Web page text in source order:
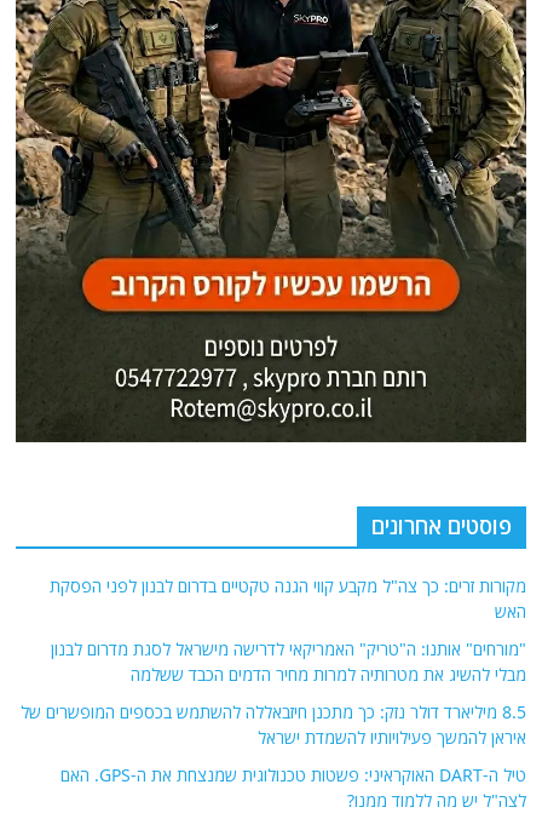
פוסטים אחרונים
מקורות זרים: כך צה"ל מקבע קווי הגנה טקטיים בדרום לבנון לפני הפסקת
האש
"מורחים" אותנו: ה"טריק" האמריקאי לדרישה מישראל לסגת מדרום לבנון
מבלי להשיג את מטרותיה למרות מחיר הדמים הכבד ששלמה
8.5 מיליארד דולר נזק: כך מתכנן חיזבאללה להשתמש בכספים המופשרים של
איראן להמשך פעילויותיו להשמדת ישראל
טיל ה-DART האוקראיני: פשטות טכנולוגית שמנצחת את ה-GPS. האם
לצה"ל יש מה ללמוד ממנו?